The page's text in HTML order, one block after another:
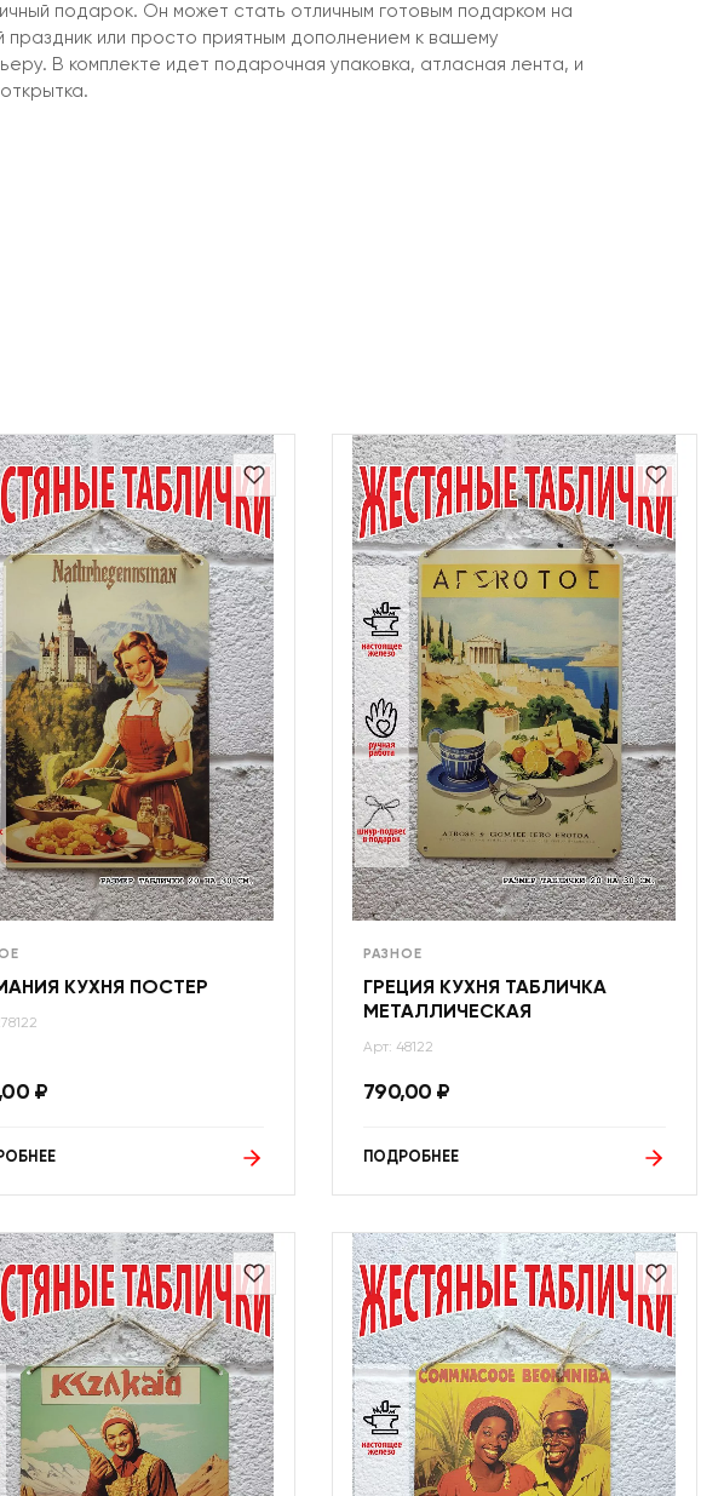
подарок. Он может стать отличным готовым подарком на
праздник или просто приятным дополнением к вашему
В комплекте идет подарочная упаковка, атласная лента, и
КУХНЯ ПОСТЕР
₽
РАЗНОЕ
ГРЕЦИЯ КУХНЯ ТАБЛИЧКА
МЕТАЛЛИЧЕСКАЯ
Арт: 48122
790,00 ₽
ПОДРОБНЕЕ